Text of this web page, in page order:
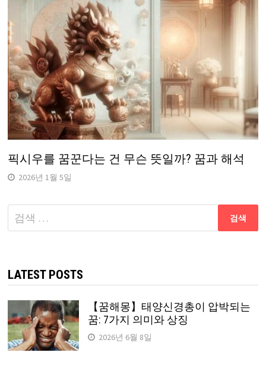
픽시우를 꿈꾼다는 건 무슨 뜻일까? 꿈과 해석
2026년 1월 5일
다
음
LATEST POSTS
【꿈해몽】태양신경총이 압박되는
꿈: 7가지 의미와 상징
2026년 6월 8일